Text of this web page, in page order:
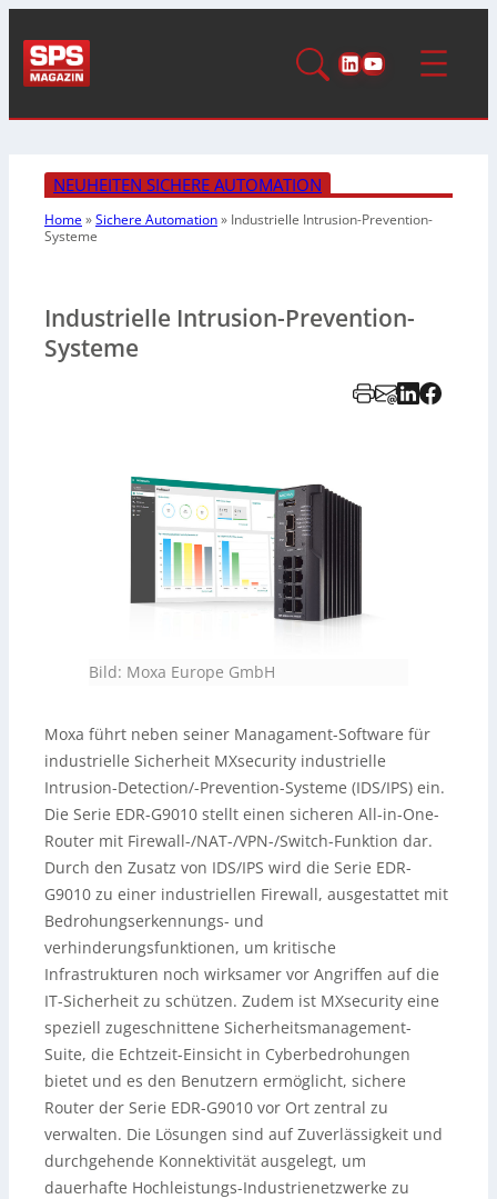
LinkedIn
YouTube
NEUHEITEN SICHERE AUTOMATION
Home»Sichere Automation» Industrielle Intrusion-Prevention-
Systeme
Industrielle Intrusion-Prevention-
Systeme
Bild: Moxa Europe GmbH
Moxa führt neben seiner Managament-Software für
industrielle Sicherheit MXsecurity industrielle
Intrusion-Detection/-Prevention-Systeme (IDS/IPS) ein.
Die Serie EDR-G9010 stellt einen sicheren All-in-One-
Router mit Firewall-/NAT-/VPN-/Switch-Funktion dar.
Durch den Zusatz von IDS/IPS wird die Serie EDR-
G9010 zu einer industriellen Firewall, ausgestattet mit
Bedrohungserkennungs- und
verhinderungsfunktionen, um kritische
Infrastrukturen noch wirksamer vor Angriffen auf die
IT-Sicherheit zu schützen. Zudem ist MXsecurity eine
speziell zugeschnittene Sicherheitsmanagement-
Suite, die Echtzeit-Einsicht in Cyberbedrohungen
bietet und es den Benutzern ermöglicht, sichere
Router der Serie EDR-G9010 vor Ort zentral zu
verwalten. Die Lösungen sind auf Zuverlässigkeit und
durchgehende Konnektivität ausgelegt, um
dauerhafte Hochleistungs-Industrienetzwerke zu